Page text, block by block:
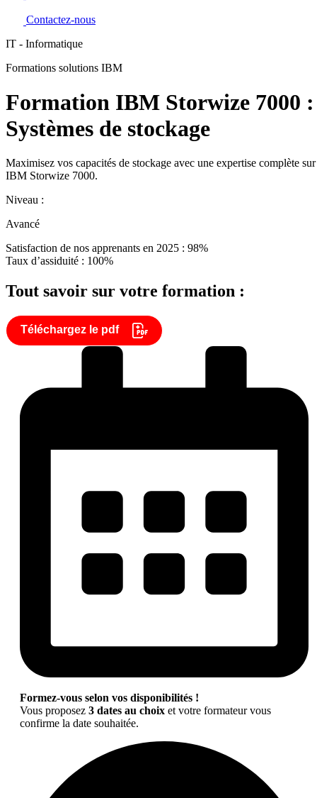
Contactez-nous
IT - Informatique
Formations solutions IBM
Formation IBM Storwize 7000 :
Systèmes de stockage
Maximisez vos capacités de stockage avec une expertise complète sur
IBM Storwize 7000.
Niveau :
Avancé
Satisfaction de nos apprenants en 2025 : 98%
Taux d’assiduité : 100%
Tout savoir sur votre formation :
Téléchargez le pdf
Formez-vous selon vos disponibilités !
Vous proposez 3 dates au choix et votre formateur vous
confirme la date souhaitée.